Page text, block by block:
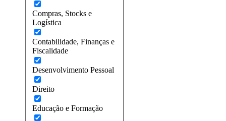
Compras, Stocks e
Logística
Contabilidade, Finanças e
Fiscalidade
Desenvolvimento Pessoal
Direito
Educação e Formação